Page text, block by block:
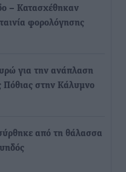
– Κατασχέθηκαν
φορολόγησης
για την ανάπλαση
Πόθιας στην Κάλυμνο
από τη θάλασσα